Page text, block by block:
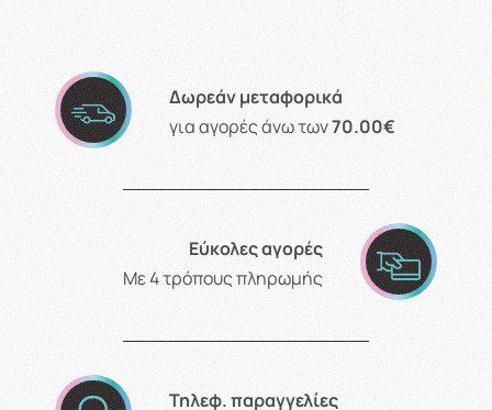
Δωρεάν μεταφορικά
για αγορές άνω των70.00€
Εύκολες αγορές
Με 4 τρόπους πληρωμής
Τηλεφ. παραγγελίες